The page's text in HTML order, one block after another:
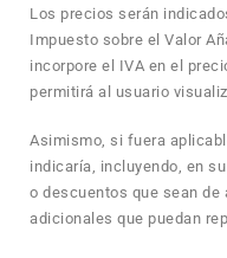
Los precios serán
Impuesto sobre el Valor
incorpore el IVA en el
permitirá al usuario
Asimismo, si fuera
indicaría, incluyendo, en
o descuentos que sean
adicionales que puedan